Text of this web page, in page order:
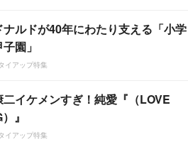
ナルドが40年にわたり支える「小学
園」
イアップ特集
二イケメンすぎ！純愛『（LOVE
』
イアップ特集